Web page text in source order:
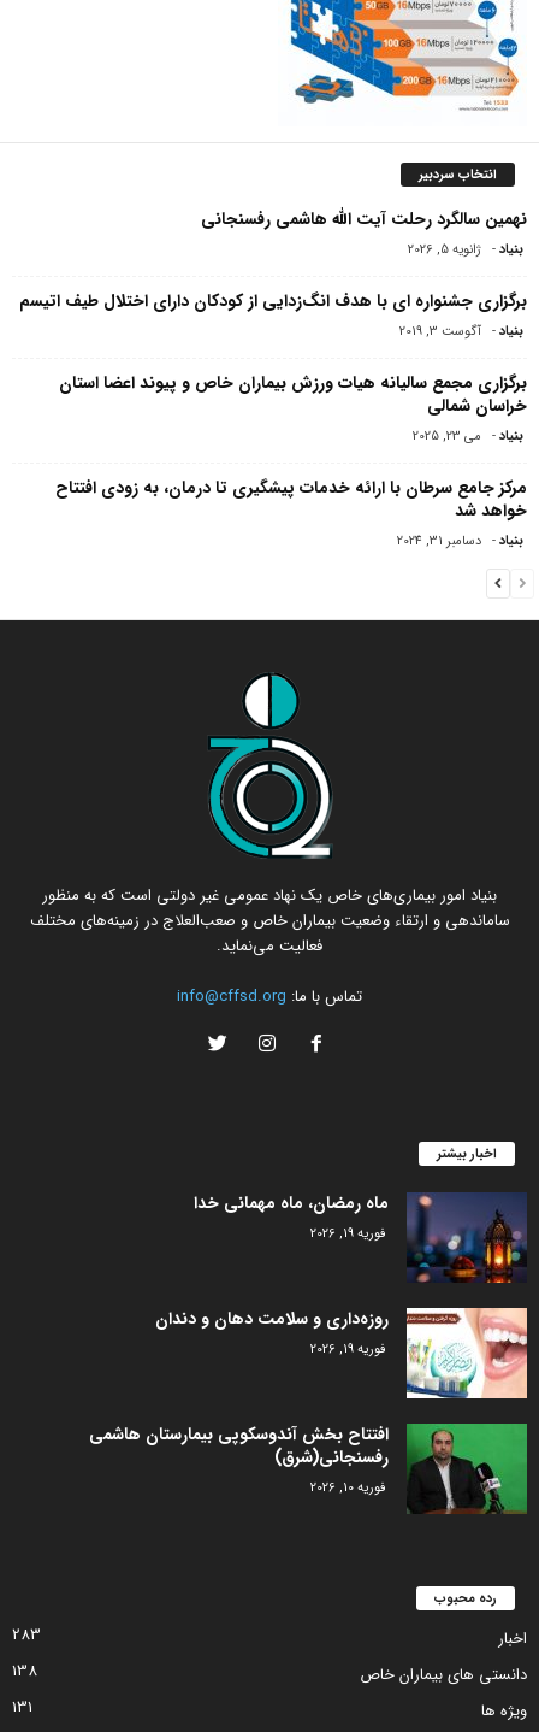
انتخاب سردبیر
نهمین سالگرد رحلت آیت الله هاشمی رفسنجانی
بنیاد- ژانویه 5, 2026
برگزاری جشنواره ای با هدف انگ‌زدایی از کودکان دارای اختلال طیف اتیسم
بنیاد- آگوست 3, 2019
برگزاری مجمع سالیانه هیات ورزش بیماران خاص و پیوند اعضا استان
خراسان شمالی
بنیاد- می 23, 2025
مرکز جامع سرطان با ارائه خدمات پیشگیری تا درمان، به زودی افتتاح
خواهد شد
بنیاد- دسامبر 31, 2024
بنیاد امور بیماری‌های خاص یک نهاد عمومی غیر دولتی است که به منظور
ساماندهی و ارتقاء وضعیت بیماران خاص و صعب‌العلاج در زمینه‌های مختلف
فعالیت می‌نماید.
تماس با ما: info@cffsd.org
اخبار بیشتر
ماه رمضان، ماه مهمانی خدا
فوریه 19, 2026
روزه‌داری و سلامت دهان و دندان
فوریه 19, 2026
افتتاح بخش آندوسکوپی بیمارستان هاشمی
رفسنجانی(شرق)
فوریه 10, 2026
رده محبوب
اخبار
283
دانستی های بیماران خاص
138
ویژه ها
131